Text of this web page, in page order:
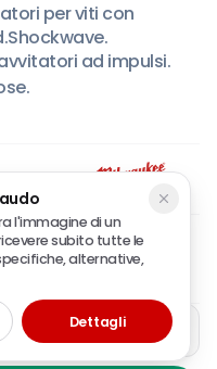
per viti con
ad impulsi.
per essere
rotture.
Zone e dello
permette al bit di
uno speciale
questo
ancor più duro
nelle versioni
l'immagine di un
subito tutte le
alternative,
Dettagli